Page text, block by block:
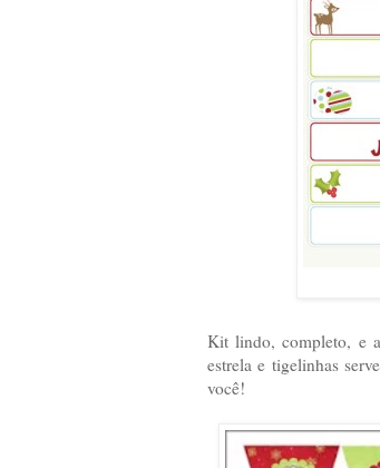
Kit lindo, completo, e
estrela e tigelinhas
você!